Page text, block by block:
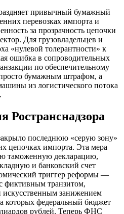
привычный бумажный
перевозках импорта и
за прозрачность цепочки
Для грузовладельцев и
«нулевой толерантности» к
ошибка в сопроводительных
по обеспечительному
просто бумажным штрафом, а
из логистического потока
Ространснадзора
последнюю «серую зону»
цепочках импорта. Эта мера
таможенную декларацию,
и банковский счет
триггер реформы —
фиктивным транзитом,
занижением
которых федеральный бюджет
рублей. Теперь ФНС